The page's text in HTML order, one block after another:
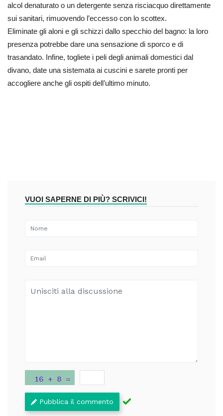
alcol denaturato o un detergente senza risciacquo direttamente
sui sanitari, rimuovendo l’eccesso con lo scottex.
Eliminate gli aloni e gli schizzi dallo specchio del bagno: la loro
presenza potrebbe dare una sensazione di sporco e di
trasandato. Infine, togliete i peli degli animali domestici dal
divano, date una sistemata ai cuscini e sarete pronti per
accogliere anche gli ospiti dell’ultimo minuto.
VUOI SAPERNE DI PIÙ? SCRIVICI!
Pubblica il commento